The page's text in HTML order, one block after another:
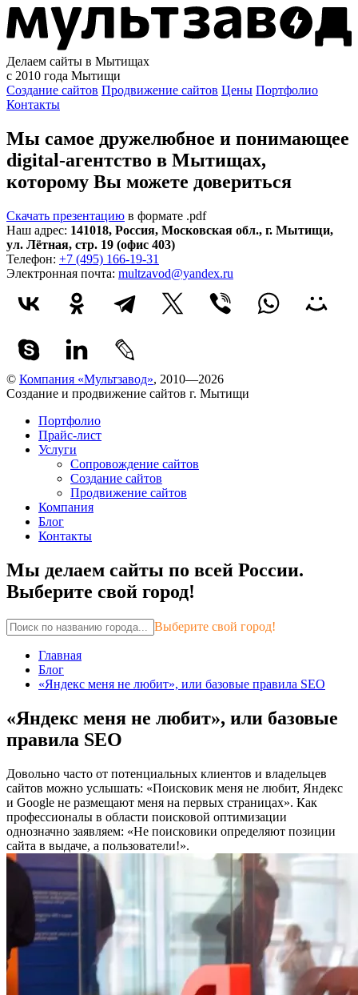
Делаем сайты в Мытищах
с 2010 года Мытищи
Создание сайтов Продвижение сайтов Цены Портфолио
Контакты
Мы самое дружелюбное и понимающее
digital-агентство в Мытищах,
которому Вы можете довериться
Скачать презентацию в формате .pdf
Наш адрес: 141018, Россия, Московская обл., г. Мытищи,
ул. Лётная, стр. 19 (офис 403)
Телефон: +7 (495) 166-19-31
Электронная почта: multzavod@yandex.ru
© Компания «Мультзавод», 2010—2026
Создание и продвижение сайтов г. Мытищи
Портфолио
Прайс-лист
Услуги
Сопровождение сайтов
Создание сайтов
Продвижение сайтов
Компания
Блог
Контакты
Мы делаем сайты по всей России.
Выберите свой город!
Выберите свой город!
Главная
Блог
«Яндекс меня не любит», или базовые правила SEO
«Яндекс меня не любит», или базовые
правила SEO
Довольно часто от потенциальных клиентов и владельцев
сайтов можно услышать: «Поисковик меня не любит, Яндекс
и Google не размещают меня на первых страницах». Как
профессионалы в области поисковой оптимизации
однозначно заявляем: «Не поисковики определяют позиции
сайта в выдаче, а пользователи!».